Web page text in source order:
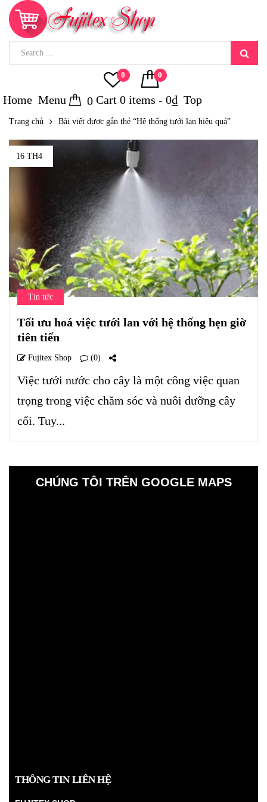
0 0
Home Menu 0 Cart 0 items - 0₫ Top
Trang chủ Bài viết được gắn thẻ “Hệ thống tưới lan hiệu quả”
16 TH4
Tin tức
Tối ưu hoá việc tưới lan với hệ thống hẹn giờ
tiên tiến
Fujitex Shop (0)
Việc tưới nước cho cây là một công việc quan
trọng trong việc chăm sóc và nuôi dưỡng cây
cối. Tuy...
CHÚNG TÔI TRÊN GOOGLE MAPS
THÔNG TIN LIÊN HỆ